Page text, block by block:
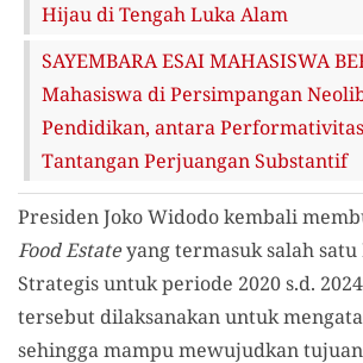
Hijau di Tengah Luka Alam
SAYEMBARA ESAI MAHASISWA
Mahasiswa di Persimpangan
Pendidikan, antara
Tantangan Perjuangan Substantif
Presiden Joko Widodo kembali
Food Estateyang termasuk salah
Strategis untuk periode 2020 s.d.
tersebut dilaksanakan untuk
sehingga mampu mewujudkan